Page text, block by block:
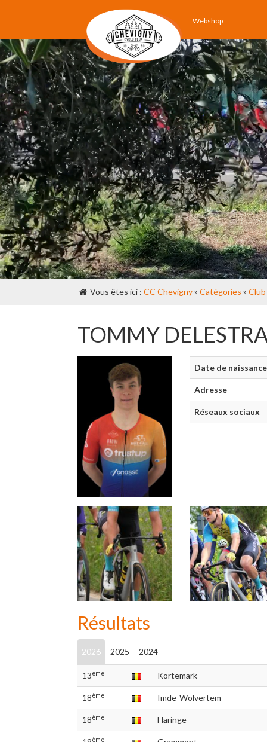
Webshop
Vous êtes ici : CC Chevigny» Catégories » Club
TOMMY
Date de naissance
Adresse
Réseaux sociaux
Résultats
2026 2025 2024
13ème Kortemark
18ème Imde-Wolvertem
18ème Haringe
ème